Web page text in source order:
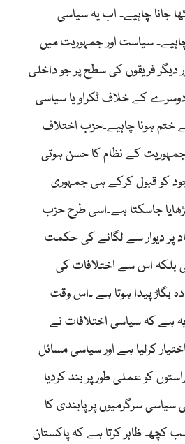
جانا چاہیے۔ اب یہ سیاسی
سیاست اور جمہوریت میں
فریقوں کی سطح پر جو داخلی
کے خلاف ٹکراو یا سیاسی
ہونا چاہیے۔حزب اختلاف
کے نظام کا حسن ہوتی
کو قبول کرکے ہی جمہوری
جاسکتا ہے۔اسی طرح حزب
پر دیوار سے لگانے کی حکمت
بلکہ اس سے اختلافات کی
بگاڑ پیدا ہوتا ہے ۔اس وقت
ہے کہ سیاسی اختلافات نے
کرلیا ہے اور سیاسی مسائل
کو عملی طور پر بند کردیا
سرگرمیوں پر پابندی کا
کچھ ظاہر کرتا ہے کہ پاکستان